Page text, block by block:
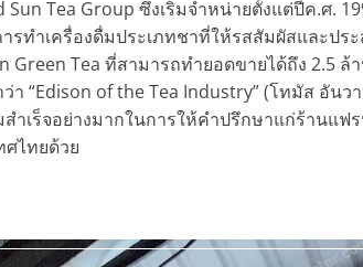
Tea Group ซึ่งเริ่มจำหน่ายตั้งแต่ปีค.ศ.
ทำเครื่องดื่มประเภทชาที่ให้รสสัมผัสและปร
Green Tea ที่สามารถทำยอดขายได้ถึง 2.5 ล้
“Edison of the Tea Industry” (โทมัส อันว
ำเร็จอย่างมากในการให้คำปรึกษาแก่ร้านแฟ
ศไทยด้วย